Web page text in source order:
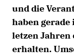
und die
haben
letzen
erhalten.